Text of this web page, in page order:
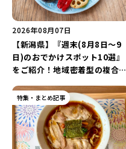
2026年08月07日
【新潟県】『週末(8月8日～9
日)のおでかけスポット10選』
をご紹介！地域密着型の複合施
ナ丸大新潟のサマーフェスタ
2026」がおすすめ♪
特集・まとめ記事